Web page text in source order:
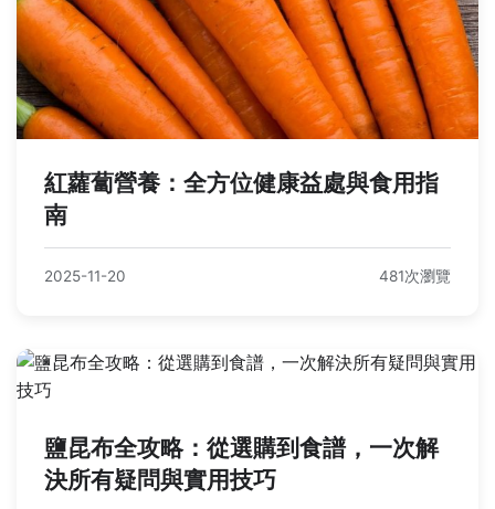
紅蘿蔔營養：全方位健康益處與食用指
南
2025-11-20 481次瀏覽
鹽昆布全攻略：從選購到食譜，一次解
決所有疑問與實用技巧